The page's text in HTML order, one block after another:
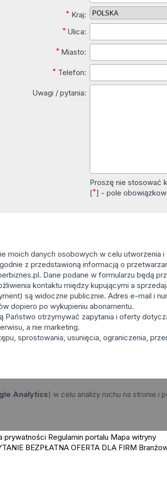
* Kraj:
* Ulica:
* Miasto:
* Telefon:
Uwagi / pytania:
Proszę nie stosować
[*] - pole
moich danych osobowych w celu utworzenia
z przedstawioną informacją o
Dane podane w formularzu będą
kontaktu między kupującymi a
są widoczne publicznie. Adres e-mail i
dopiero po wykupieniu abonamentu.
Państwo otrzymywać zapytania i oferty
a nie marketing.
sprostowania, usunięcia, ograniczenia,
Analytics) w celu analizy ruchu na stronie i
prywatności Regulamin portalu Mapa witryny
BEZPŁATNA OFERTA DLA FIRM